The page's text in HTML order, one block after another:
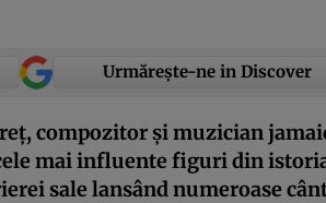
Urmărește-ne in Discover
compozitor și muzician
mai influente figuri din
sale lansând numeroase